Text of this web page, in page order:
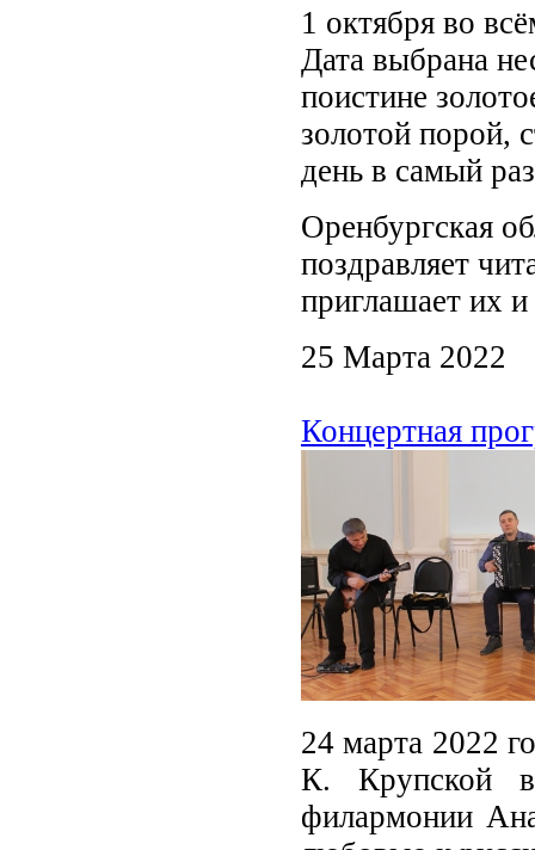
1 октября во
Дата выбрана
поистине
золотой порой,
день в самый
Оренбургская
поздравляет
приглашает их
25 Марта 2022
Концертная
24 марта 2022
К. Крупской
филармонии